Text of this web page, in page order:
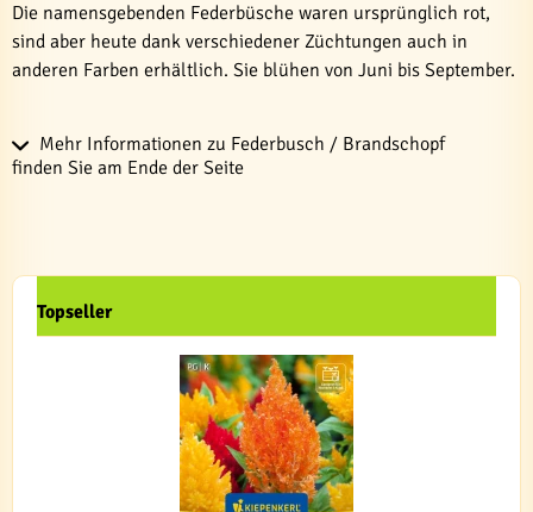
Die namensgebenden Federbüsche waren ursprünglich rot,
sind aber heute dank verschiedener Züchtungen auch in
anderen Farben erhältlich. Sie blühen von Juni bis September.
Mehr Informationen zu Federbusch / Brandschopf
finden Sie am Ende der Seite
Topseller